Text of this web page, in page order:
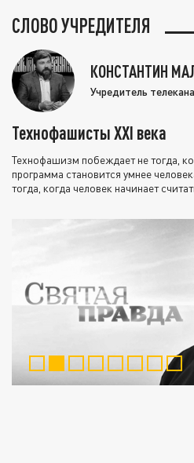
СЛОВО УЧРЕДИТЕЛЯ
КОНСТАНТИН
Учредитель
Технофашисты XXI века
Технофашизм побеждает не тогда,
программа становится умнее
тогда, когда человек начинает